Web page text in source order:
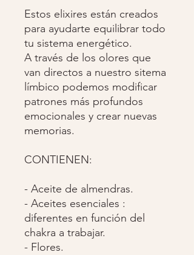
Estos elixires están creados
para ayudarte equilibrar todo
tu sistema energético.
A través de los olores que
van directos a nuestro sitema
límbico podemos modificar
patrones más profundos
emocionales y crear nuevas
memorias.
CONTIENEN:
- Aceite de almendras.
- Aceites esenciales :
diferentes en función del
chakra a trabajar.
- Flores.